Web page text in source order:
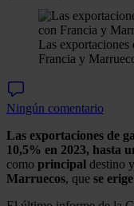
Las exportaciones
Francia y
Ningún comentario
Las exportaciones de
10,5% en 2023, hasta
como principal destino
Marruecos, que se